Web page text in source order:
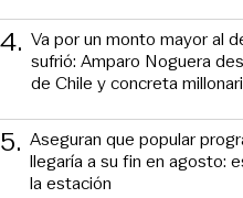
4. Va por un monto mayor al
sufrió: Amparo Noguera
de Chile y concreta
5. Aseguran que popular
llegaría a su fin en agosto:
la estación